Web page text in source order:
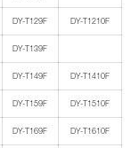
DY-T129F DY-T1210F
DY-T139F
DY-T149F DY-T1410F
DY-T159F DY-T1510F
DY-T169F DY-T1610F